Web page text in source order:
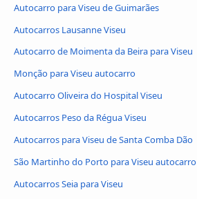
Autocarro para Viseu de Guimarães
Autocarros Lausanne Viseu
Autocarro de Moimenta da Beira para Viseu
Monção para Viseu autocarro
Autocarro Oliveira do Hospital Viseu
Autocarros Peso da Régua Viseu
Autocarros para Viseu de Santa Comba Dão
São Martinho do Porto para Viseu autocarro
Autocarros Seia para Viseu